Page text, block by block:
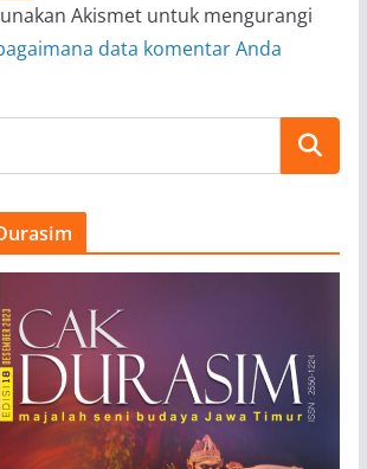
Akismet untuk mengurangi
data komentar Anda